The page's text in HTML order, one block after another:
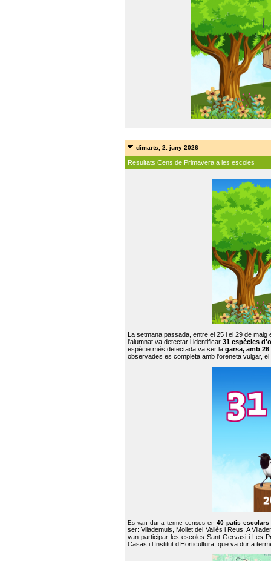
dimarts, 2. juny 2026
Resultats Cens de Primavera a les escoles
La setmana passada, entre el 25 i el 29 de
l'alumnat va detectar i identificar 31 espècies
espècie més detectada va ser la garsa, amb
observades es completa amb l’oreneta vulgar,
Es van dur a terme censos en40 patis escolars
ser: Vilademuls, Mollet del Vallès i Reus. A
van participar les escoles Sant Gervasi i Les
Casas i l’Institut d’Horticultura, que va dur a